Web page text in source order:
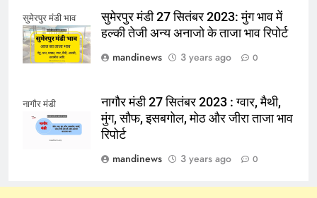
सुमेरपुर मंडी भाव
सुमेरपुर मंडी 27 सितंबर 2023: मुंग भाव में
हल्की तेजी अन्य अनाजो के ताजा भाव रिपोर्ट
mandinews
3 years ago 0
नागौर मंडी
नागौर मंडी 27 सितंबर 2023 : ग्वार, मैथी,
मुंग, सौफ, इसबगोल, मोठ और जीरा ताजा भाव
रिपोर्ट
mandinews
3 years ago 0